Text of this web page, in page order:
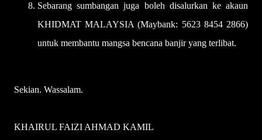
Sebarang sumbangan juga boleh disalurkan ke akaun
KHIDMAT MALAYSIA (Maybank: 5623 8454 2866)
untuk membantu mangsa bencana banjir yang terlibat.
Sekian. Wassalam.
KHAIRUL FAIZI AHMAD KAMIL